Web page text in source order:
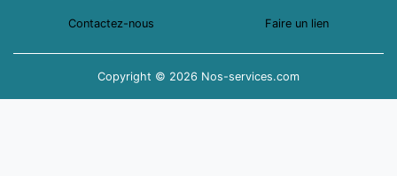
Contactez-nous Faire un lien
Copyright © 2026 Nos-services.com